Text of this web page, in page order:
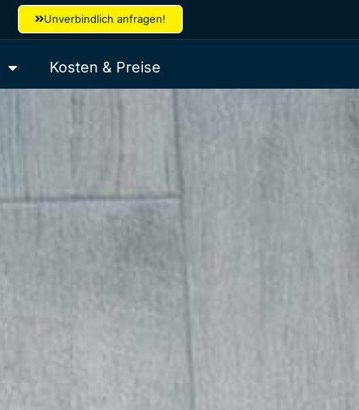
Unverbindlich anfragen!
Kosten & Preise